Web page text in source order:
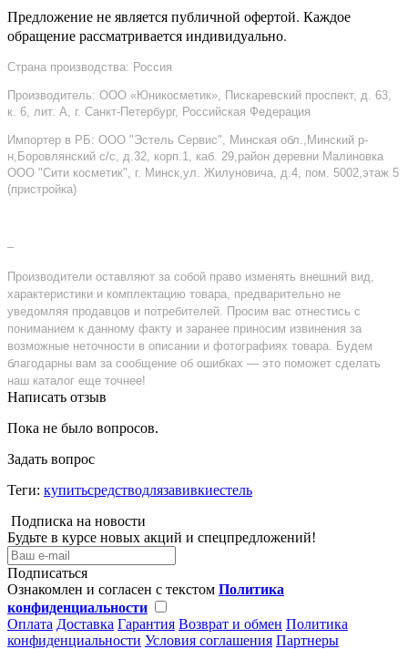
Предложение не является публичной офертой. Каждое
обращение рассматривается индивидуально.
Страна производства: Россия
Производитель: ООО «Юникосметик», Пискаревский проспект, д. 63,
к. 6, лит. А, г. Санкт-Петербург, Российская Федерация
Импортер в РБ: ООО "Эстель Сервис", Минская обл.,Минский р-
н,Боровлянский с/с, д.32, корп.1, каб. 29,район деревни Малиновка
ООО "Сити косметик", г. Минск,ул. Жилуновича, д.4, пом. 5002,этаж 5
(пристройка)
–
Производители оставляют за собой право изменять внешний вид,
характеристики и комплектацию товара, предварительно не
уведомляя продавцов и потребителей. Просим вас отнестись с
пониманием к данному факту и заранее приносим извинения за
возможные неточности в описании и фотографиях товара. Будем
благодарны вам за сообщение об ошибках — это поможет сделать
наш каталог еще точнее!
Написать отзыв
Пока не было вопросов.
Задать вопрос
Теги: купитьсредстводлязавивкиестель
Подписка на новости
Будьте в курсе новых акций и спецпредложений!
Подписаться
Ознакомлен и согласен с текстом Политика
конфиденциальности
Оплата Доставка Гарантия Возврат и обмен Политика
конфиденциальности Условия соглашения Партнеры